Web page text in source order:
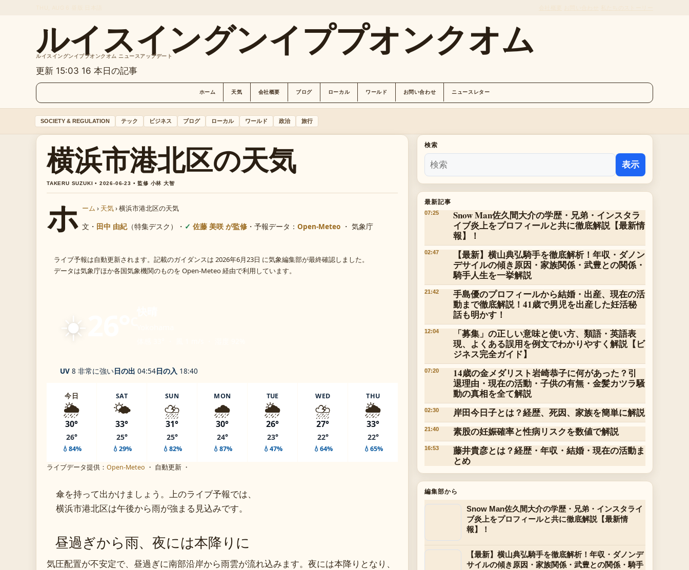
ルイスイングンイププオンクオム
ルイスイングンイププオンクオム ニュースアップデート
更新 15:03 16 本日の記事
ホーム 天気 会社概要 ブログ ローカル ワールド お問い合わせ ニュースレター
SOCIETY & REGULATION テック ビジネス ブログ ローカル ワールド 政治 旅行
横浜市港北区の天気
TAKERU SUZUKI • 2026-06-23 • 監修 小林 大智
ホ ーム › 天気›横浜市港北区の天気
文・ 田中 由紀（特集デスク） ・ 佐藤 美咲 が監修 ・ 予報データ： Open-Meteo ・ 気象庁
ライブ予報は自動更新されます。記載のガイダンスは 2026年6月23日 に気象編集部が最終確認しました。
データは気象庁ほか各国気象機関のものを Open-Meteo 経由で利用しています。
☀️
UV 8 非常に強い日の出 04:54日の入 18:40
今日
🌦️
30°
26°
💧84%
SAT
🌤️
33°
25°
💧29%
SUN
⛈️
31°
25°
💧82%
MON
🌧️
30°
24°
💧87%
TUE
🌦️
26°
23°
💧47%
WED
⛈️
27°
22°
💧64%
THU
🌦️
33°
22°
💧65%
ライブデータ提供： Open-Meteo ・ 自動更新 ・
傘を持って出かけましょう。上のライブ予報では、
横浜市港北区は午後から雨が強まる見込みです。
昼過ぎから雨、夜には本降りに
気圧配置が不安定で、昼過ぎに南部沿岸から雨雲が流れ込みます。夜には本降りとなり、
検索
表示
最新記事
07:25
Snow Man佐久間大介の学歴・兄弟・インスタラ
イブ炎上をプロフィールと共に徹底解説【最新情
報】！
02:47
【最新】横山典弘騎手を徹底解析！年収・ダノン
デサイルの傾き原因・家族関係・武豊との関係・
騎手人生を一挙解説
21:42
手島優のプロフィールから結婚・出産、現在の活
動まで徹底解説！41歳で男児を出産した妊活秘
話も明かす！
12:04
「募集」の正しい意味と使い方、類語・英語表
現、よくある誤用を例文でわかりやすく解説【ビ
ジネス完全ガイド】
07:20
14歳の金メダリスト岩崎恭子に何があった？引
退理由・現在の活動・子供の有無・金髪カツラ騒
動の真相を全て解説
02:30 岸田今日子とは？経歴、死因、家族を簡単に解説
21:40 素股の妊娠確率と性病リスクを数値で解説
16:53
藤井貴彦とは？経歴・年収・結婚・現在の活動ま
とめ
編集部から
Snow Man佐久間大介の学歴・兄弟・インスタライ
ブ炎上をプロフィールと共に徹底解説【最新情
報】！
【最新】横山典弘騎手を徹底解析！年収・ダノンデ
サイルの傾き原因・家族関係・武豊との関係・騎手